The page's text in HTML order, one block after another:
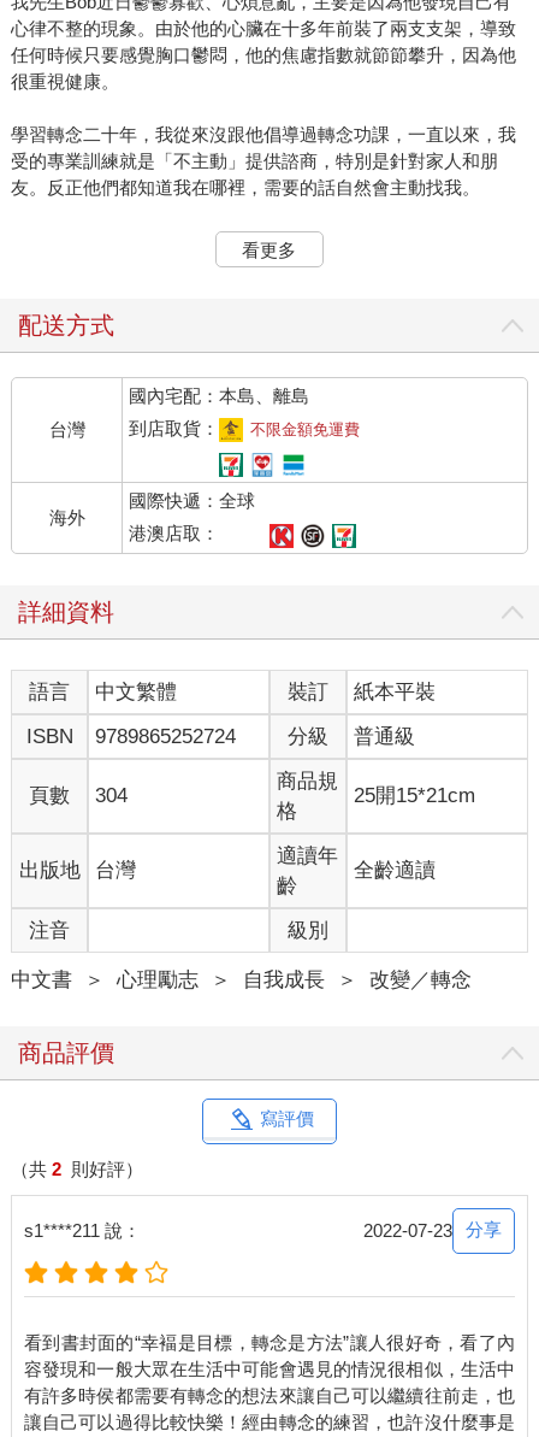
心律不整的現象。由於他的心臟在十多年前裝了兩支支架，導致
任何時候只要感覺胸口鬱悶，他的焦慮指數就節節攀升，因為他
很重視健康。
學習轉念二十年，我從來沒跟他倡導過轉念功課，一直以來，我
受的專業訓練就是「不主動」提供諮商，特別是針對家人和朋
友。反正他們都知道我在哪裡，需要的話自然會主動找我。
看著他這段時日的擔心發愁，我主動提議：「要不要跟我做轉
念？說不定可以讓心臟的負擔少一些。」
午飯後，先生主動坐到我的書桌前說：「我準備好要做轉念
了。」
我問他心裡都在想些什麼？他開始說出他的擔心和煩惱。我繼續
問：「你到底在氣什麼？」
「我氣我的心律怎麼可以不整！」
「心律不整，對你來說意味著什麼？」
句。
我接著問：「你有一顆不完美的心臟，真的嗎？」他想了幾秒
鐘，繼續試圖說明為什麼他的心臟不完美。找到空檔，我再問一
句：「你確定你的心臟不完美，真的嗎？」
經過一點時間的沉澱，這次他更平靜一些，說：「我不確定！」
我接著問：「不確定的意思，表示不是真的，對吧？」他停了
三、五秒，一開口又將話題轉回這些想法的正當性上。因為林醫
師說……
我告訴他：「我相信你有十足的理由可以說服我你所擔心、氣餒
的理由和原因，我只是單純想知道，從你的角度檢視一下，這句
話是真實、可靠的嗎？」
他笑笑說：「我之前很篤定那是真的，現在想想好像不是。」
「就是，當你想著這件事，『我的心臟不完美』時，你會怎麼
樣？做些什麼？」
「我會一直找解決方案，我很懊惱，氣自己當年為什麼沒聽醫師
的話，也很氣自己的身體，為什麼該做的運動都做了，該注重的
好。」「好，沒有這個念頭時，你是怎樣的人？你會做些什
麼？」我問。
看更多
配送方式
台灣
國內宅配：本島、離島
到店取貨：
不限金額免運費
海外
國際快遞：全球
港澳店取：
詳細資料
語言 中文繁體 裝訂
紙本平裝
ISBN
9789865252724 分級 普通級
頁數 304
商品規
格
25開15*21cm
出版地 台灣
適讀年
齡
全齡適讀
注音 級別
中文書 ＞ 心理勵志 ＞ 自我成長 ＞ 改變／轉念
商品評價
寫評價
（共 2 則好評）
s1****211 說： 2022-07-23 分享
看到書封面的“幸褔是目標，轉念是方法”讓人很好奇，看了內
容發現和一般大眾在生活中可能會遇見的情況很相似，生活中
有許多時侯都需要有轉念的想法來讓自己可以繼續往前走，也
讓自己可以過得比較快樂！經由轉念的練習，也許沒什麼事是